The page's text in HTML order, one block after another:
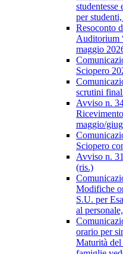
per
Resoconto
Auditorium
maggio
Sciopero
scrutini
Avviso n.
maggio/
Sciopero
Avviso n.
(ris.)
Modifiche
S.U. per
al
orario per
Maturità del